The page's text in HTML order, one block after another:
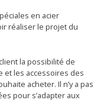
en acier
réaliser le projet du
la possibilité de
et les accessoires des
acheter. Il n’y a pas
pour s’adapter aux